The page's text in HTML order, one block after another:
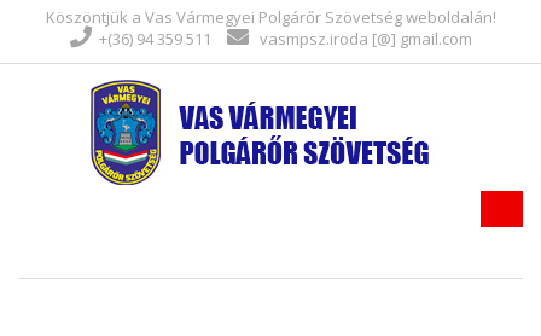
Köszöntjük a Vas Vármegyei Polgárőr Szövetség weboldalán!
+(36) 94 359 511
vasmpsz.iroda [@] gmail.com